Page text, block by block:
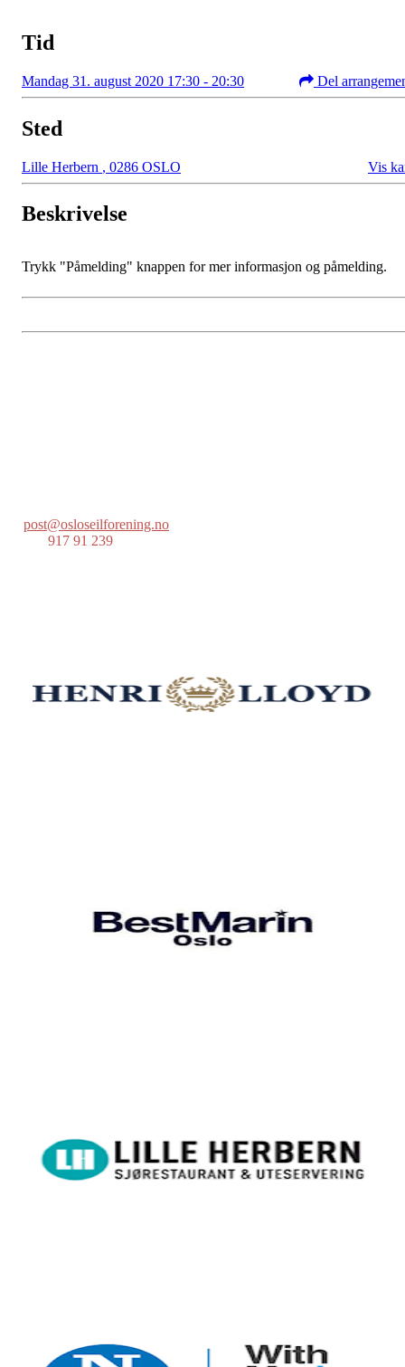
Tid
Mandag 31. august 2020 17:30 - 20:30 Del
Sted
Lille Herbern , 0286 OSLO Vis
Beskrivelse
Trykk "Påmelding" knappen for mer informasjon og påmelding.
post@osloseilforening.no
917 91 239